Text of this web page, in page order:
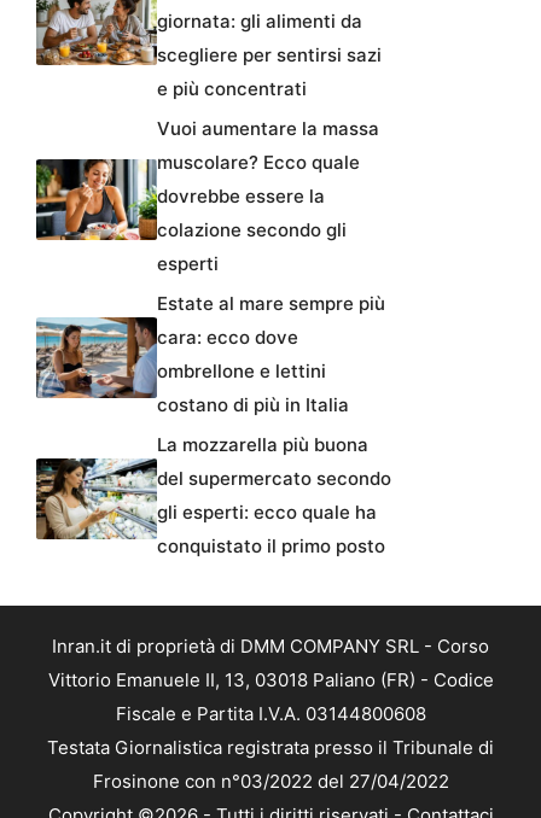
giornata: gli alimenti da
scegliere per sentirsi sazi
e più concentrati
Vuoi aumentare la massa
muscolare? Ecco quale
dovrebbe essere la
colazione secondo gli
esperti
Estate al mare sempre più
cara: ecco dove
ombrellone e lettini
costano di più in Italia
La mozzarella più buona
del supermercato secondo
gli esperti: ecco quale ha
conquistato il primo posto
Inran.it di proprietà di DMM COMPANY SRL - Corso
Vittorio Emanuele II, 13, 03018 Paliano (FR) - Codice
Fiscale e Partita I.V.A. 03144800608
Testata Giornalistica registrata presso il Tribunale di
Frosinone con n°03/2022 del 27/04/2022